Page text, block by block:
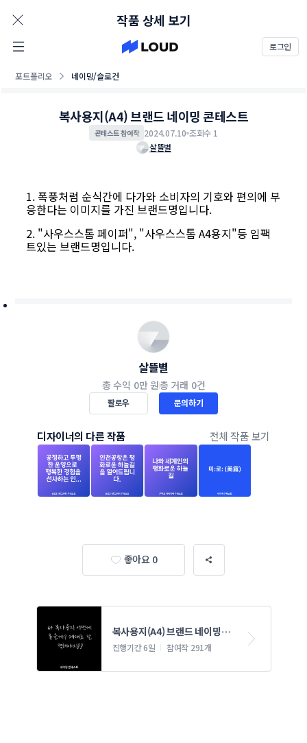
로그인
포트폴리오 네이밍/슬로건
작품 상세 보기
복사용지(A4) 브랜드 네이밍 콘테스트
콘테스트 참여작 2024.07.10 조회수 1
살뜰별
1. 폭풍처럼 순식간에 다가와 소비자의 기호와 편의에 부
응한다는 이미지를 가진 브랜드명입니다.
2. "사우스스톰 페이퍼", "사우스스톰 A4용지"등 임팩
트있는 브랜드명입니다.
살뜰별
총 수익 0만 원총 거래 0건
팔로우 문의하기
디자이너의 다른 작품 전체 작품 보기
좋아요 0
복사용지(A4) 브랜드 네이밍 콘
테스트
진행기간 6일 참여작 291개